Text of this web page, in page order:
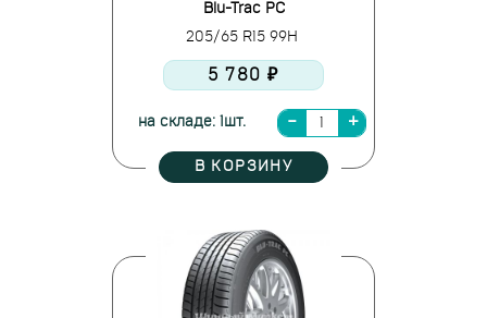
Blu-Trac PC
205/65 R15 99H
5 780 ₽
на складе: 1шт.
В КОРЗИНУ